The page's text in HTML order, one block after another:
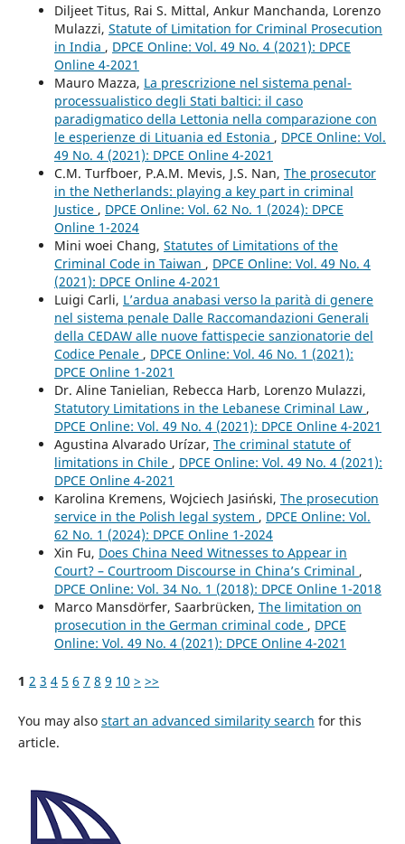
Diljeet Titus, Rai S. Mittal, Ankur Manchanda, Lorenzo
Mulazzi, Statute of Limitation for Criminal Prosecution
in India , DPCE Online: Vol. 49 No. 4 (2021): DPCE
Online 4-2021
Mauro Mazza, La prescrizione nel sistema penal-
processualistico degli Stati baltici: il caso
paradigmatico della Lettonia nella comparazione con
le esperienze di Lituania ed Estonia , DPCE Online: Vol.
49 No. 4 (2021): DPCE Online 4-2021
C.M. Turfboer, P.A.M. Mevis, J.S. Nan, The prosecutor
in the Netherlands: playing a key part in criminal
Justice , DPCE Online: Vol. 62 No. 1 (2024): DPCE
Online 1-2024
Mini woei Chang, Statutes of Limitations of the
Criminal Code in Taiwan , DPCE Online: Vol. 49 No. 4
(2021): DPCE Online 4-2021
Luigi Carli, L’ardua anabasi verso la parità di genere
nel sistema penale Dalle Raccomandazioni Generali
della CEDAW alle nuove fattispecie sanzionatorie del
Codice Penale , DPCE Online: Vol. 46 No. 1 (2021):
DPCE Online 1-2021
Dr. Aline Tanielian, Rebecca Harb, Lorenzo Mulazzi,
Statutory Limitations in the Lebanese Criminal Law ,
DPCE Online: Vol. 49 No. 4 (2021): DPCE Online 4-2021
Agustina Alvarado Urízar, The criminal statute of
limitations in Chile , DPCE Online: Vol. 49 No. 4 (2021):
DPCE Online 4-2021
Karolina Kremens, Wojciech Jasiński, The prosecution
service in the Polish legal system , DPCE Online: Vol.
62 No. 1 (2024): DPCE Online 1-2024
Xin Fu, Does China Need Witnesses to Appear in
Court? – Courtroom Discourse in China’s Criminal ,
DPCE Online: Vol. 34 No. 1 (2018): DPCE Online 1-2018
Marco Mansdörfer, Saarbrücken, The limitation on
prosecution in the German criminal code , DPCE
Online: Vol. 49 No. 4 (2021): DPCE Online 4-2021
1 2 3 4 5 6 7 8 9 10 > >>
You may also start an advanced similarity search for this
article.